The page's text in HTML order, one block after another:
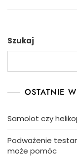
Szukaj
OSTATNIE
Samolot czy
Podważenie
może pomóc